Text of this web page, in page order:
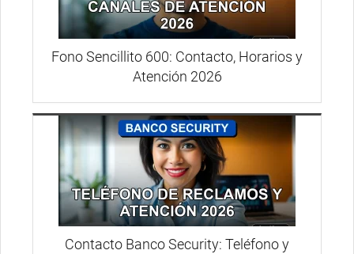
Fono Sencillito 600: Contacto, Horarios y
Atención 2026
Contacto Banco Security: Teléfono y